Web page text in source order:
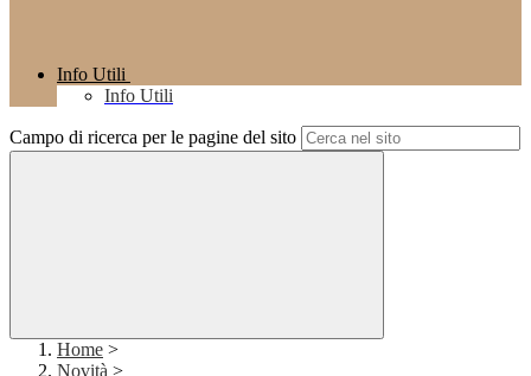
Info Utili
Info Utili
Campo di ricerca per le pagine del sito
Home >
Novità >